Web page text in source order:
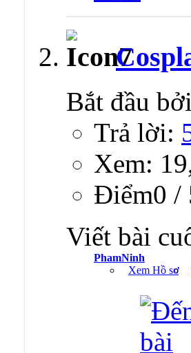
Bắt đầu bởi
Trả lời:
Xem:
Ðiểm0 /
Viết bài
PhamNinh
Xem Hồ sơ